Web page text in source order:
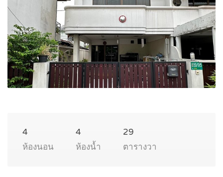
4
ห้องนอน
4
ห้องน้ำ
29
ตารางวา